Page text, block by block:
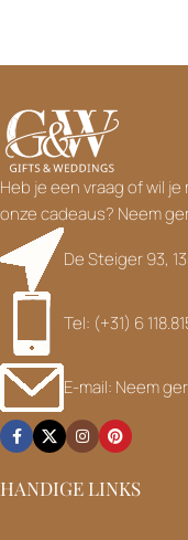
Heb je een vraag of wil
onze cadeaus? Neem
De Steiger 93,
Tel: (+31) 6
E-mail: Neem
HANDIGE LINKS